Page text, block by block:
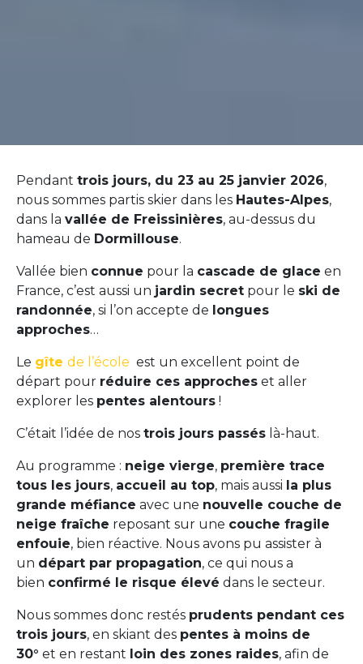
Pendant trois jours, du 23 au 25 janvier 2026,
nous sommes partis skier dans les Hautes-Alpes,
dans la vallée de Freissinières, au-dessus du
hameau de Dormillouse.
Vallée bien connue pour la cascade de glace en
France, c’est aussi un jardin secret pour le ski de
randonnée, si l’on accepte de longues
approches…
Le gîte de l’école est un excellent point de
départ pour réduire ces approches et aller
explorer les pentes alentours !
C’était l’idée de nos trois jours passés là-haut.
Au programme : neige vierge, première trace
tous les jours, accueil au top, mais aussi la plus
grande méfiance avec une nouvelle couche de
neige fraîche reposant sur une couche fragile
enfouie, bien réactive. Nous avons pu assister à
un départ par propagation, ce qui nous a
bien confirmé le risque élevé dans le secteur.
Nous sommes donc restés prudents pendant ces
trois jours, en skiant des pentes à moins de
30° et en restant loin des zones raides, afin de